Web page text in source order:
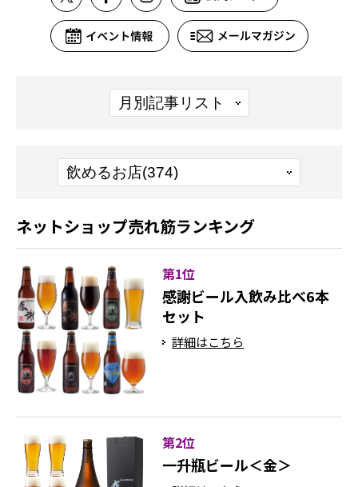
ネットショップ売れ筋ランキング
第1位
感謝ビール入飲み比べ6本
セット
詳細はこちら
第2位
一升瓶ビール＜金＞